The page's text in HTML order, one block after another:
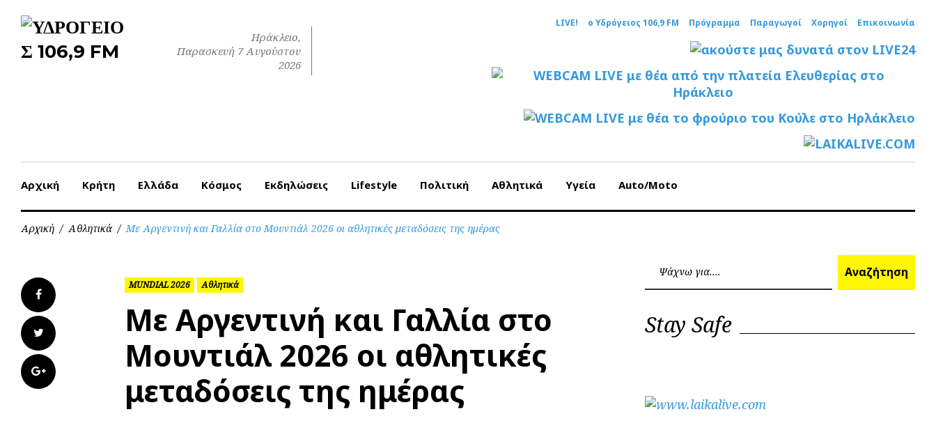
Ηράκλειο,
Παρασκευή 7 Αυγούστου
2026
LIVE! ο Υδρόγειος 106,9 FM Πρόγραμμα Παραγωγοί Χορηγοί Επικοινωνία
Αρχική Κρήτη Ελλάδα Κόσμος Εκδηλώσεις Lifestyle Πολιτική Αθλητικά Υγεία Auto/Moto
Αρχική / Αθλητικά / Με Αργεντινή και Γαλλία στο Μουντιάλ 2026 οι αθλητικές μεταδόσεις της ημέρας
Facebook
Twitter
Google+
MUNDIAL 2026 Αθλητικά
Με Αργεντινή και Γαλλία στο
Μουντιάλ 2026 οι αθλητικές
μεταδόσεις της ημέρας
Αναζήτηση
Stay Safe